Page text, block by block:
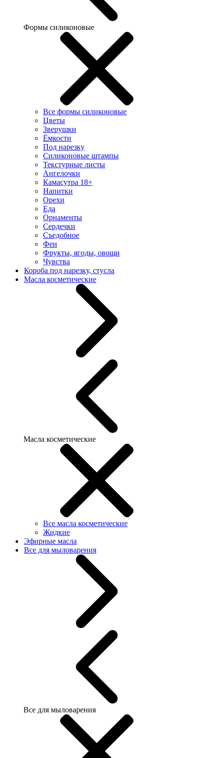
Формы силиконовые
Все формы силиконовые
Цветы
Зверушки
Ёмкости
Под нарезку
Силиконовые штампы
Текстурные листы
Ангелочки
Камасутра 18+
Напитки
Орехи
Еда
Орнаменты
Сердечки
Съедобное
Феи
Фрукты, ягоды, овощи
Чувства
Короба под нарезку, стусла
Масла косметические
Масла косметические
Все масла косметические
Жидкие
Эфирные масла
Все для мыловарения
Все для мыловарения